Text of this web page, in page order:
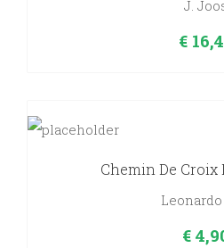
J.
€
Chemin De Croix
€